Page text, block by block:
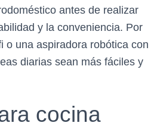
antes de realizar
y la conveniencia. Por
o una aspiradora robótica con
diarias sean más fáciles y
cocina